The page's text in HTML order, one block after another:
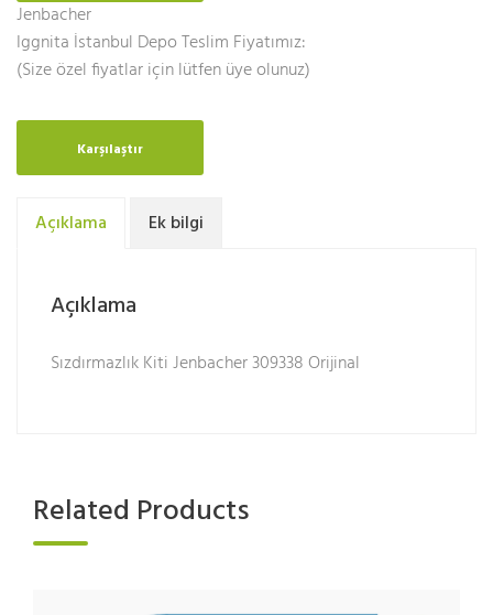
Jenbacher
Iggnita İstanbul Depo Teslim Fiyatımız:
(Size özel fiyatlar için lütfen üye olunuz)
Karşılaştır
Açıklama Ek bilgi
Açıklama
Sızdırmazlık Kiti Jenbacher 309338 Orijinal
Related Products